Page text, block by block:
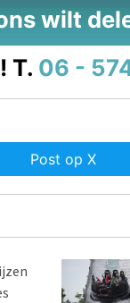
wilt
T. 06 -
Post op X